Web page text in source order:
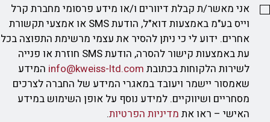
אני מאשר/ת קבלת דיוורים ו/או מידע פרסומי מחברת קרל
וייס בע"מ באמצעות דוא"ל, הודעת SMS או אמצעי תקשורת
אחרים. ידוע לי כי ניתן להסיר את עצמי מרשימת התפוצה בכל
עת באמצעות קישור להסרה, הודעת SMS חוזרת או פנייה
לשירות הלקוחות בכתובת info@kweiss-ltd.com המידע
שאמסור יישמר ויעובד במאגרי המידע של החברה לצרכים
מסחריים ושיווקיים. למידע נוסף על אופן השימוש במידע
האישי – ראו את מדיניות הפרטיות.